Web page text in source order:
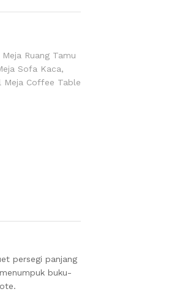
Meja Ruang Tamu
Sofa Kaca,
Meja Coffee Table
persegi panjang
buku-